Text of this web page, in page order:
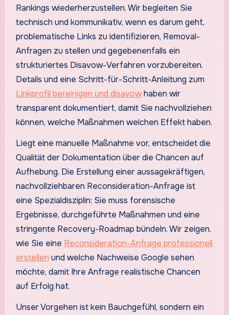
Rankings wiederherzustellen. Wir begleiten Sie
technisch und kommunikativ, wenn es darum geht,
problematische Links zu identifizieren, Removal-
Anfragen zu stellen und gegebenenfalls ein
strukturiertes Disavow-Verfahren vorzubereiten.
Details und eine Schritt-für-Schritt-Anleitung zum
Linkprofil bereinigen und disavowhaben wir
transparent dokumentiert, damit Sie nachvollziehen
können, welche Maßnahmen welchen Effekt haben.
Liegt eine manuelle Maßnahme vor, entscheidet die
Qualität der Dokumentation über die Chancen auf
Aufhebung. Die Erstellung einer aussagekräftigen,
nachvollziehbaren Reconsideration-Anfrage ist
eine Spezialdisziplin: Sie muss forensische
Ergebnisse, durchgeführte Maßnahmen und eine
stringente Recovery-Roadmap bündeln. Wir zeigen,
wie Sie eine Reconsideration-Anfrage professionell
erstellen und welche Nachweise Google sehen
möchte, damit Ihre Anfrage realistische Chancen
auf Erfolg hat.
Unser Vorgehen ist kein Bauchgefühl, sondern ein